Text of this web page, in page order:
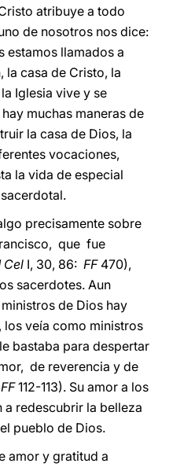
atribuye a todo
de nosotros nos dice:
estamos llamados a
la casa de Cristo, la
Iglesia vive y se
muchas maneras de
la casa de Dios, la
vocaciones,
la vida de especial
precisamente sobre
que fue
Cel I, 30, 86: FF470),
sacerdotes. Aun
de Dios hay
veía como ministros
bastaba para despertar
de reverencia y de
FF112-113). Su amor a los
a redescubrir la belleza
pueblo de Dios.
amor y gratitud a